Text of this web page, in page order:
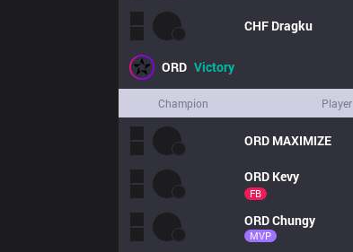
CHF Dragku
ORD Victory
Champion Player
ORD MAXIMIZE
ORD Kevy
FB
ORDChungy
MVP